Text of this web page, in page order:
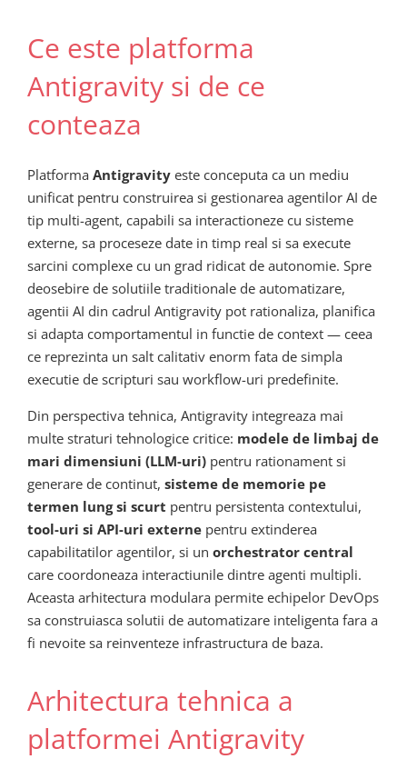
Ce este platforma
Antigravity si de ce
conteaza
Platforma Antigravity este conceputa ca un mediu
unificat pentru construirea si gestionarea agentilor AI de
tip multi-agent, capabili sa interactioneze cu sisteme
externe, sa proceseze date in timp real si sa execute
sarcini complexe cu un grad ridicat de autonomie. Spre
deosebire de solutiile traditionale de automatizare,
agentii AI din cadrul Antigravity pot rationaliza, planifica
si adapta comportamentul in functie de context — ceea
ce reprezinta un salt calitativ enorm fata de simpla
executie de scripturi sau workflow-uri predefinite.
Din perspectiva tehnica, Antigravity integreaza mai
multe straturi tehnologice critice: modele de limbaj de
mari dimensiuni (LLM-uri) pentru rationament si
generare de continut, sisteme de memorie pe
termen lung si scurt pentru persistenta contextului,
tool-uri si API-uri externe pentru extinderea
capabilitatilor agentilor, si un orchestrator central
care coordoneaza interactiunile dintre agenti multipli.
Aceasta arhitectura modulara permite echipelor DevOps
sa construiasca solutii de automatizare inteligenta fara a
fi nevoite sa reinventeze infrastructura de baza.
Arhitectura tehnica a
platformei Antigravity